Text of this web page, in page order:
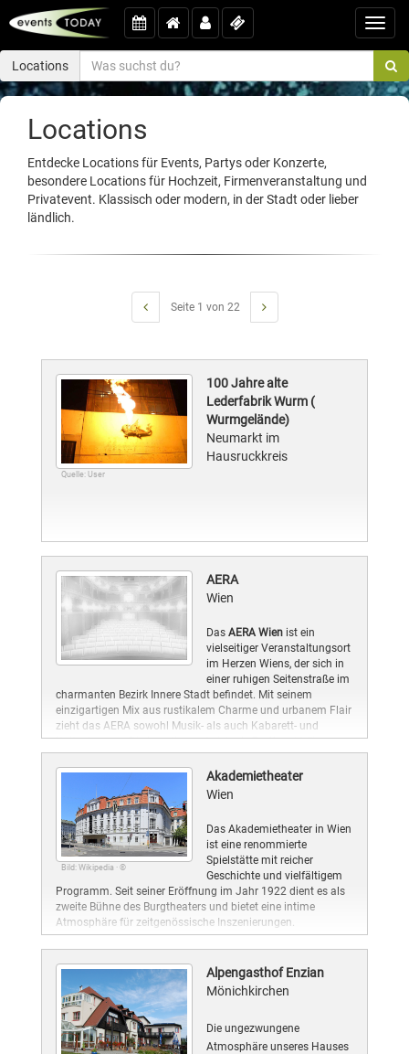
Locations
Locations
Entdecke Locations für Events, Partys oder Konzerte,
besondere Locations für Hochzeit, Firmenveranstaltung und
Privatevent. Klassisch oder modern, in der Stadt oder lieber
ländlich.
Seite 1 von 22
Quelle: User
100 Jahre alte
Lederfabrik Wurm (
Wurmgelände)
Neumarkt im
Hausruckkreis
AERA
Wien
Das AERA Wien ist ein
vielseitiger Veranstaltungsort
im Herzen Wiens, der sich in
einer ruhigen Seitenstraße im
charmanten Bezirk Innere Stadt befindet. Mit seinem
einzigartigen Mix aus rustikalem Charme und urbanem Flair
zieht das AERA sowohl Musik- als auch Kabarett- und
Kulturfans an. Die Location hat sich als Treffpunkt für
abwechslungsreiche Events etabliert, die von Konzerten über
Comedy und Lesungen bis hin zu privaten Feiern reichen.
Bild: Wikipedia · ©
Akademietheater
Wien
Das Akademietheater in Wien
ist eine renommierte
Spielstätte mit reicher
Geschichte und vielfältigem
Programm. Seit seiner Eröffnung im Jahr 1922 dient es als
zweite Bühne des Burgtheaters und bietet eine intime
Atmosphäre für zeitgenössische Inszenierungen.
Alpengasthof Enzian
Mönichkirchen
Die ungezwungene
Atmosphäre unseres Hauses